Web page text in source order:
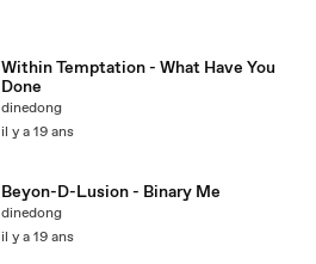
Within Temptation - What Have You
Done
dinedong
il y a 19 ans
Beyon-D-Lusion - Binary Me
dinedong
il y a 19 ans